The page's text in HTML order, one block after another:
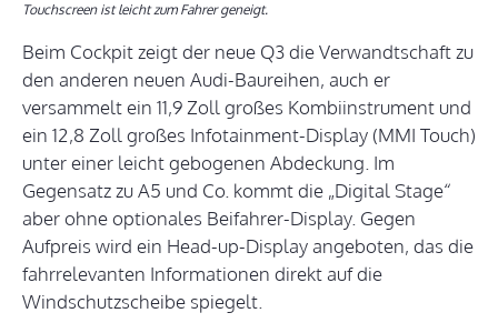
Touchscreen ist leicht zum Fahrer geneigt.
Beim Cockpit zeigt der neue Q3 die Verwandtschaft zu
den anderen neuen Audi-Baureihen, auch er
versammelt ein 11,9 Zoll großes Kombiinstrument und
ein 12,8 Zoll großes Infotainment-Display (MMI Touch)
unter einer leicht gebogenen Abdeckung. Im
Gegensatz zu A5 und Co. kommt die „Digital Stage“
aber ohne optionales Beifahrer-Display. Gegen
Aufpreis wird ein Head-up-Display angeboten, das die
fahrrelevanten Informationen direkt auf die
Windschutzscheibe spiegelt.